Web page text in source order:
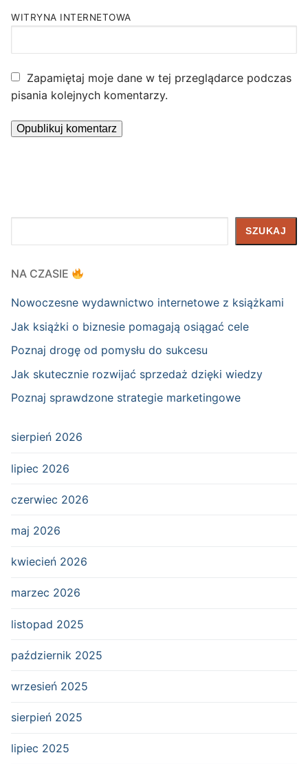
WITRYNA INTERNETOWA
Zapamiętaj moje dane w tej przeglądarce podczas
pisania kolejnych komentarzy.
SZUKAJ
NA CZASIE
Nowoczesne wydawnictwo internetowe z książkami
Jak książki o biznesie pomagają osiągać cele
Poznaj drogę od pomysłu do sukcesu
Jak skutecznie rozwijać sprzedaż dzięki wiedzy
Poznaj sprawdzone strategie marketingowe
sierpień 2026
lipiec 2026
czerwiec 2026
maj 2026
kwiecień 2026
marzec 2026
listopad 2025
październik 2025
wrzesień 2025
sierpień 2025
lipiec 2025